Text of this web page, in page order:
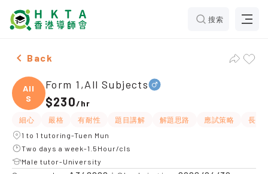
搜索
Male Form 1,All Subjects，Tuen Mun Tuition
Back
All
S
Form 1,All Subjects
$230/hr
細心 嚴格 有耐性 題目講解 解題思路 應試策略
長期
1 to 1 tutoring-Tuen Mun
Two days a week-1.5Hour/cls
Male tutor-University